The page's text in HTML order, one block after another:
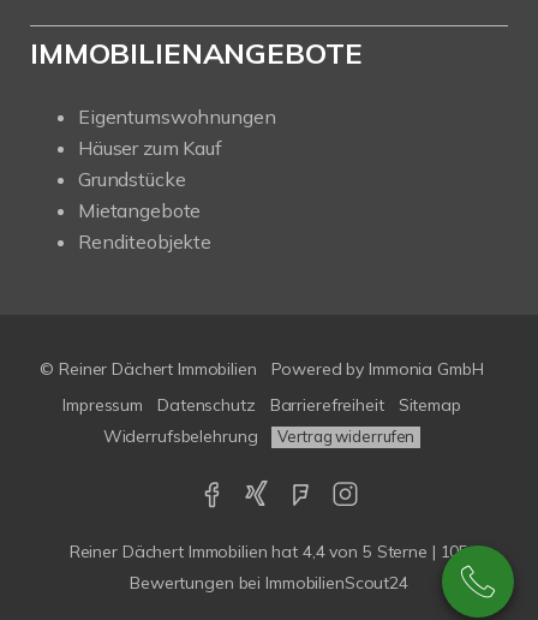
IMMOBILIENANGEBOTE
Eigentumswohnungen
Häuser zum Kauf
Grundstücke
Mietangebote
Renditeobjekte
© Reiner Dächert Immobilien Powered by Immonia GmbH
Impressum
Datenschutz Barrierefreiheit
Sitemap
Widerrufsbelehrung
Vertrag widerrufen
Reiner Dächert Immobilien hat 4,4von 5 Sterne | 105
Bewertungen bei ImmobilienScout24